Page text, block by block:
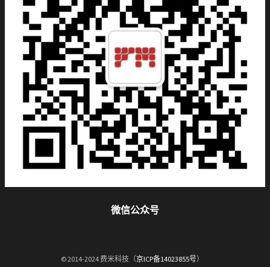
微信公众号
© 2014-2024 费米科技（京ICP备14023855号）